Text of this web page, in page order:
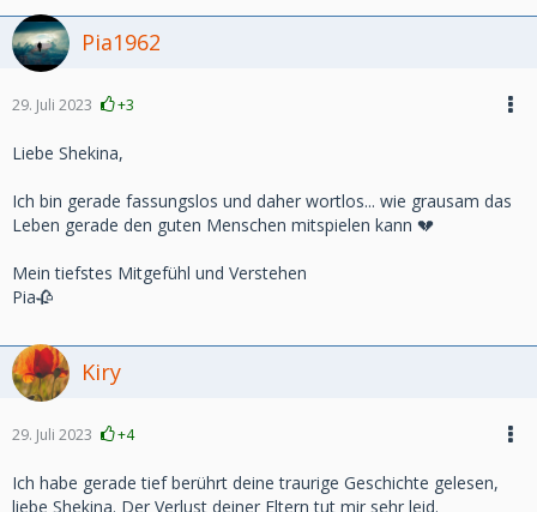
Pia1962
29. Juli 2023 +3
Liebe Shekina,
Ich bin gerade fassungslos und daher wortlos... wie grausam das
Leben gerade den guten Menschen mitspielen kann 💔
Mein tiefstes Mitgefühl und Verstehen
Pia🥀
Kiry
29. Juli 2023 +4
Ich habe gerade tief berührt deine traurige Geschichte gelesen,
liebe Shekina. Der Verlust deiner Eltern tut mir sehr leid.